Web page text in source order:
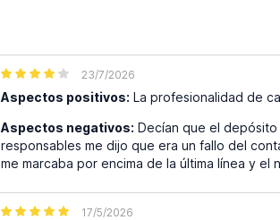
23/7/2026
Aspectos positivos: La profesionalidad de
Aspectos negativos: Decían que el
responsables me dijo que era un fallo del
me marcaba por encima de la última línea y el
17/5/2026